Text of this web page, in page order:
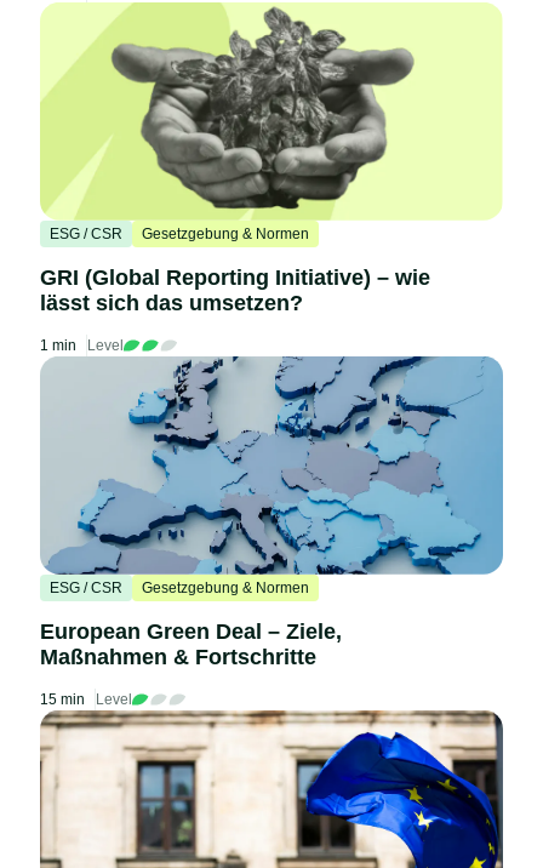
ESG / CSR Gesetzgebung & Normen
GRI (Global Reporting Initiative) – wie
lässt sich das umsetzen?
1 min Level
ESG / CSR Gesetzgebung & Normen
European Green Deal – Ziele,
Maßnahmen & Fortschritte
15 min Level